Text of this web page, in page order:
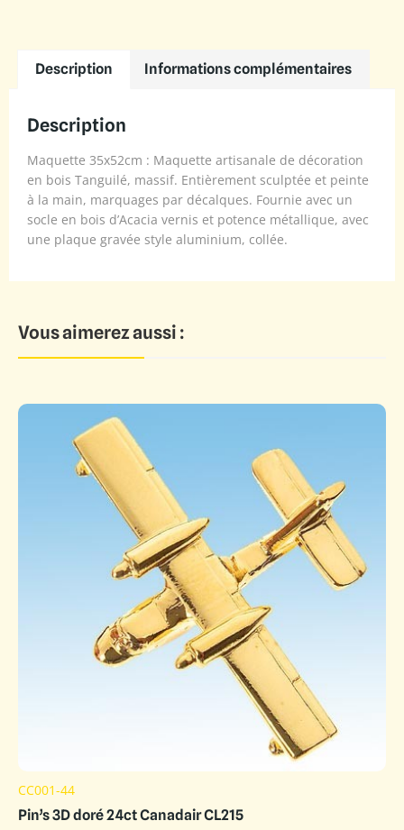
Description Informations complémentaires
Description
Maquette 35x52cm : Maquette artisanale de décoration
en bois Tanguilé, massif. Entièrement sculptée et peinte
à la main, marquages par décalques. Fournie avec un
socle en bois d’Acacia vernis et potence métallique, avec
une plaque gravée style aluminium, collée.
Vous aimerez aussi :
CC001-44
Pin’s 3D doré 24ct Canadair CL215